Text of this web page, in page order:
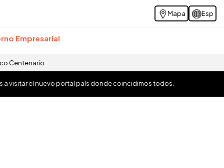
Mapa Esp
Empresarial
Centenario
a visitar el nuevo portal país donde coincidimos todos.